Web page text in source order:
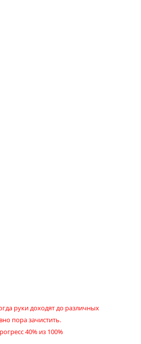
руки доходят до различных
пора зачистить.
40% из 100%